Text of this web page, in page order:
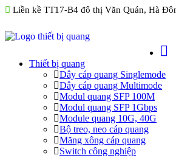
Liền kề TT17-B4 đô thị Văn Quán, Hà
Thiết bị quang
Dây cáp quang Singlemode
Dây cáp quang Multimode
Modul quang SFP 100M
Modul quang SFP 1Gbps
Module quang 10G, 40G
Bộ treo, neo cáp quang
Măng xông cáp quang
Switch công nghiệp